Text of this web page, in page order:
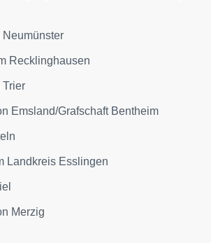
Recklinghausen
Trier
Emsland/Grafschaft Bentheim
Landkreis Esslingen
Merzig